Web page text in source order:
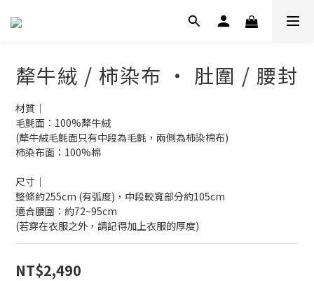
犛牛絨 / 柿染布 ‧ 肚圍 / 腰封
材質｜
毛氈面：100%犛牛絨
(犛牛絨毛氈面只有中段為毛氈，兩側為柿染棉布)
柿染布面：100%棉
尺寸｜
整條約255cm (有弧度)，中段較寬部分約105cm
適合腰圍：約72~95cm
(若穿在衣服之外，請記得加上衣服的厚度)
NT$2,490